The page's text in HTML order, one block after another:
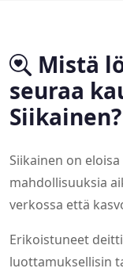
Mistä
seuraa
Siikainen?
Siikainen on
mahdollisuuksia
verkossa että
Erikoistuneet
luottamuksellisin